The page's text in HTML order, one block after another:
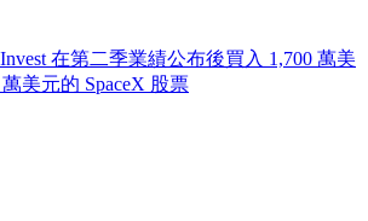
在第二季業績公布後買入 1,700 萬美
美元的 SpaceX 股票